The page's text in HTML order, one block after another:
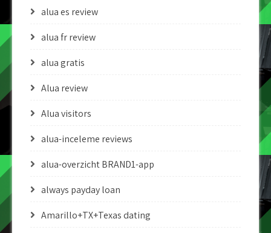
alua es review
alua fr review
alua gratis
Alua review
Alua visitors
alua-inceleme reviews
alua-overzicht BRAND1-app
always payday loan
Amarillo+TX+Texas dating